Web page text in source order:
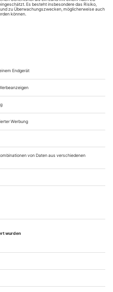
landab der puderzuckrige
geholt. Aber Zürichs
und Mausekönig» heran
Was neugierig macht, weil
erinnern an den Maler Ernst
unbeweibt, haben im
gleich zwei Frauen eine
die eine eher indirekt, die
nicht ganz so «intim», wie
glauben könnte.
sich...
Newsletter